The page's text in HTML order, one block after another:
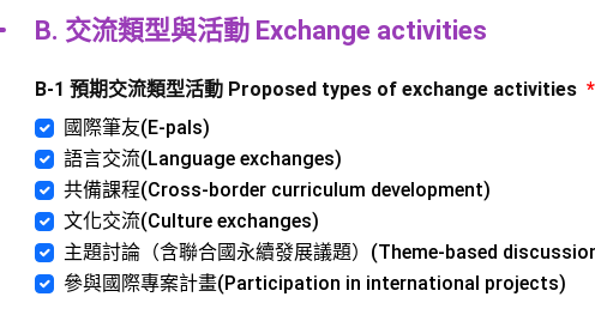
B. 交流類型與活動 Exchange activities
B-1 預期交流類型活動 Proposed types of exchange activities *
國際筆友(E-pals)
語言交流(Language exchanges)
共備課程(Cross-border curriculum development)
文化交流(Culture exchanges)
主題討論（含聯合國永續發展議題）(Theme-based
參與國際專案計畫(Participation in international projects)